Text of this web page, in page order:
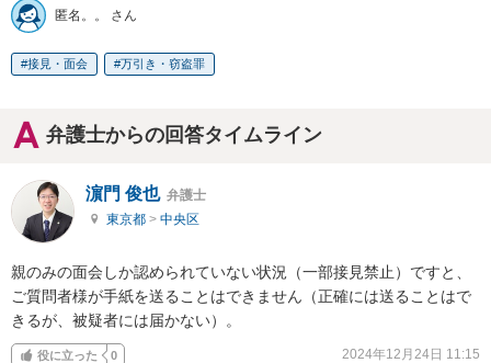
匿名。。 さん
接見・面会 万引き・窃盗罪
弁護士からの回答タイムライン
濵門 俊也 弁護士
東京都 > 中央区
親のみの面会しか認められていない状況（一部接見禁止）ですと、
ご質問者様が手紙を送ることはできません（正確には送ることはで
きるが、被疑者には届かない）。
役に立った 0 2024年12月24日 11:15